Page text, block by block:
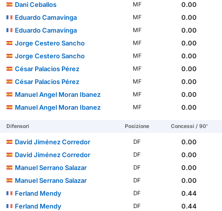
Dani Ceballos
MF
0.00
Eduardo Camavinga
MF
0.00
Eduardo Camavinga
MF
0.00
Jorge Cestero Sancho
MF
0.00
Jorge Cestero Sancho
MF
0.00
César Palacios Pérez
MF
0.00
César Palacios Pérez
MF
0.00
Manuel Angel Moran Ibanez
MF
0.00
Manuel Angel Moran Ibanez
MF 0.00
Difensori Posizione Concessi / 90'
David Jiménez Corredor DF
0.00
David Jiménez Corredor
DF
0.00
Manuel Serrano Salazar
DF
0.00
Manuel Serrano Salazar
DF
0.00
Ferland Mendy
DF
0.44
Ferland Mendy
DF
0.44